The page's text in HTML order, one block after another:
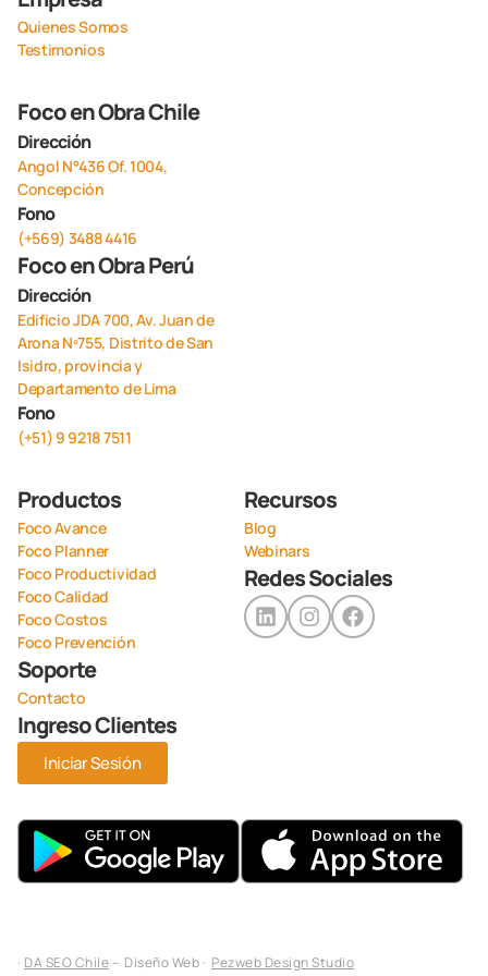
Quienes Somos
Testimonios
Foco en Obra Chile
Dirección
Angol N°436 Of. 1004,
Concepción
Fono
(+569) 3488 4416
Foco en Obra Perú
Dirección
Edificio JDA 700, Av. Juan de
Arona Nº755, Distrito de San
Isidro, provincia y
Departamento de Lima
Fono
(+51) 9 9218 7511
Productos
Foco Avance
Foco Planner
Foco Productividad
Foco Calidad
Foco Costos
Foco Prevención
Soporte
Contacto
Ingreso Clientes
Iniciar Sesión
Recursos
Blog
Webinars
Redes Sociales
· DA SEO Chile – Diseño Web · Pezweb Design Studio